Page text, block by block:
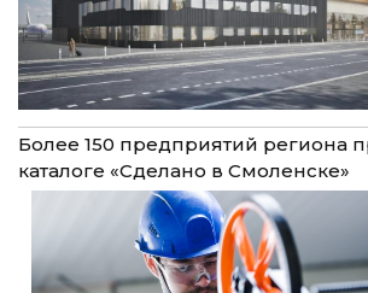
Более 150 предприятий региона
каталоге «Сделано в Смоленске»